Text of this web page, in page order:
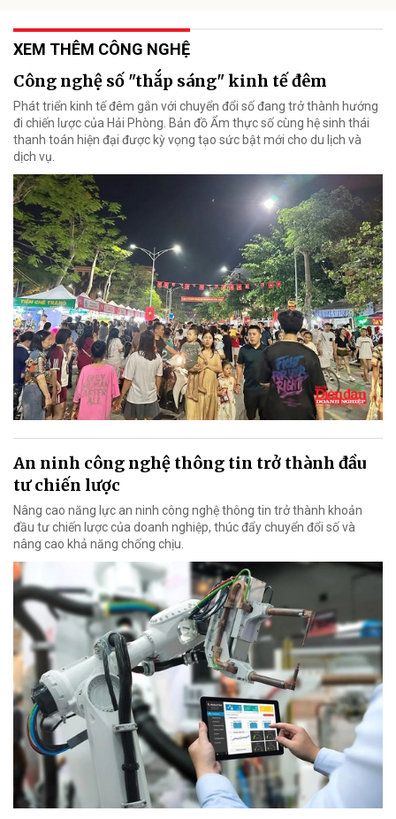
XEM THÊM CÔNG NGHỆ
Công nghệ số "thắp sáng" kinh tế đêm
Phát triển kinh tế đêm gắn với chuyển đổi số đang trở thành hướng
đi chiến lược của Hải Phòng. Bản đồ Ẩm thực số cùng hệ sinh thái
thanh toán hiện đại được kỳ vọng tạo sức bật mới cho du lịch và
dịch vụ.
An ninh công nghệ thông tin trở thành đầu
tư chiến lược
Nâng cao năng lực an ninh công nghệ thông tin trở thành khoản
đầu tư chiến lược của doanh nghiệp, thúc đẩy chuyển đổi số và
nâng cao khả năng chống chịu.